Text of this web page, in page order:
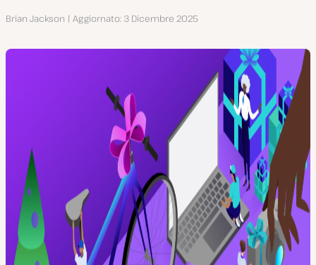
Autore
Brian Jackson Aggiornato 3 Dicembre 2025